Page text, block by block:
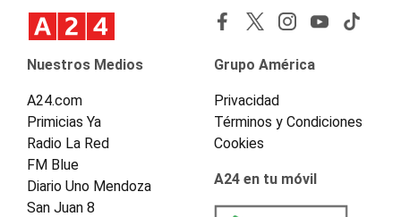
Nuestros Medios
A24.com
Primicias Ya
Radio La Red
FM Blue
Diario Uno Mendoza
San Juan 8
Grupo América
Privacidad
Términos y Condiciones
Cookies
A24 en tu móvil